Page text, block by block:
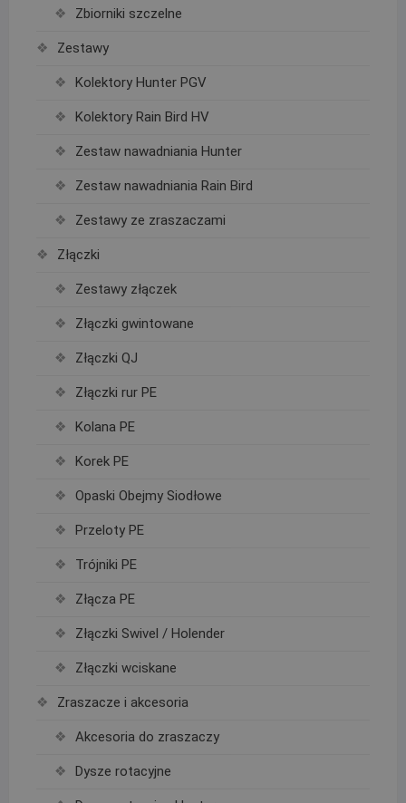
Zbiorniki szczelne
Zestawy
Kolektory Hunter PGV
Kolektory Rain Bird HV
Zestaw nawadniania Hunter
Zestaw nawadniania Rain Bird
Zestawy ze zraszaczami
Złączki
Zestawy złączek
Złączki gwintowane
Złączki QJ
Złączki rur PE
Kolana PE
Korek PE
Opaski Obejmy Siodłowe
Przeloty PE
Trójniki PE
Złącza PE
Złączki Swivel / Holender
Złączki wciskane
Zraszacze i akcesoria
Akcesoria do zraszaczy
Dysze rotacyjne